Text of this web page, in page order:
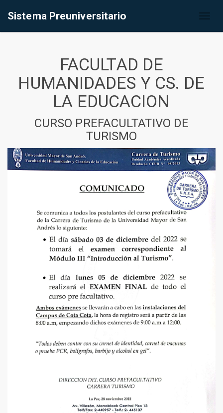
Sistema Preuniversitario
FACULTAD DE
HUMANIDADES Y CS. DE
LA EDUCACION
CURSO PREFACULTATIVO DE
TURISMO